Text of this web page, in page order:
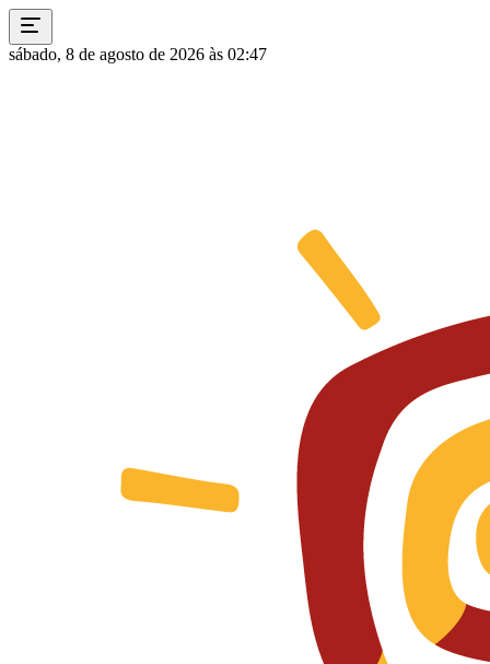
sábado, 8 de agosto de 2026 às 02:47